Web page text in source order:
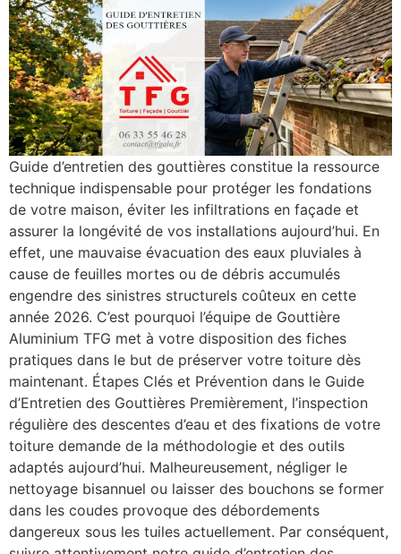
Guide d’entretien des gouttières constitue la ressource
technique indispensable pour protéger les fondations
de votre maison, éviter les infiltrations en façade et
assurer la longévité de vos installations aujourd’hui. En
effet, une mauvaise évacuation des eaux pluviales à
cause de feuilles mortes ou de débris accumulés
engendre des sinistres structurels coûteux en cette
année 2026. C’est pourquoi l’équipe de Gouttière
Aluminium TFG met à votre disposition des fiches
pratiques dans le but de préserver votre toiture dès
maintenant. Étapes Clés et Prévention dans le Guide
d’Entretien des Gouttières Premièrement, l’inspection
régulière des descentes d’eau et des fixations de votre
toiture demande de la méthodologie et des outils
adaptés aujourd’hui. Malheureusement, négliger le
nettoyage bisannuel ou laisser des bouchons se former
dans les coudes provoque des débordements
dangereux sous les tuiles actuellement. Par conséquent,